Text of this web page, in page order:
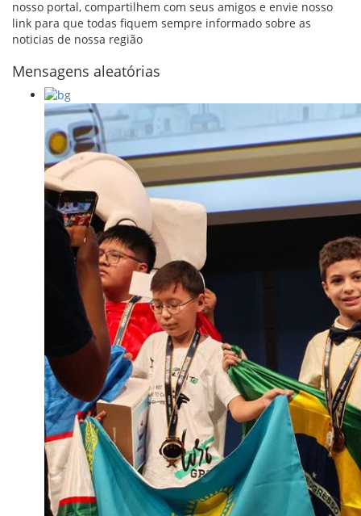
nosso portal, compartilhem com seus amigos e envie nosso
link para que todas fiquem sempre informado sobre as
noticias de nossa região
Mensagens aleatórias